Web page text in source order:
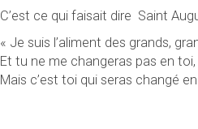
C’est ce qui faisait dire Saint
« Je suis l’aliment des grands,
Et tu ne me changeras pas en
Mais c’est toi qui seras changé